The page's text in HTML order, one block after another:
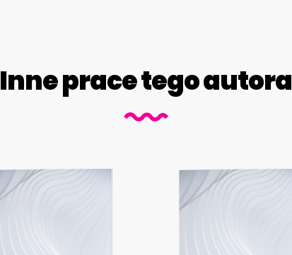
Inne prace tego autora